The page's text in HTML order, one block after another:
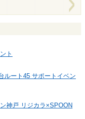
ト
ルート45 サポートイベン
神戸 リジカラ×SPOON